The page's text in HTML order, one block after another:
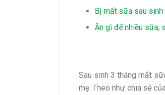
Bị mất sữa sau
Ăn gì để nhiều sữa,
Sau sinh 3 tháng mất
mẹ. Theo như chia sẻ